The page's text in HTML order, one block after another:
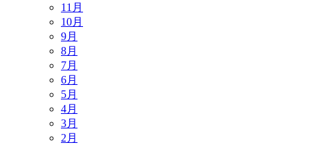
11月
10月
9月
8月
7月
6月
5月
4月
3月
2月